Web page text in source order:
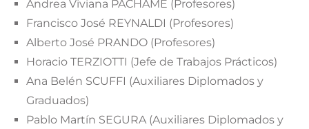
Andrea Viviana PACHAMÉ (Profesores)
Francisco José REYNALDI (Profesores)
Alberto José PRANDO (Profesores)
Horacio TERZIOTTI (Jefe de Trabajos Prácticos)
Ana Belén SCUFFI (Auxiliares Diplomados y
Graduados)
Pablo Martín SEGURA (Auxiliares Diplomados y